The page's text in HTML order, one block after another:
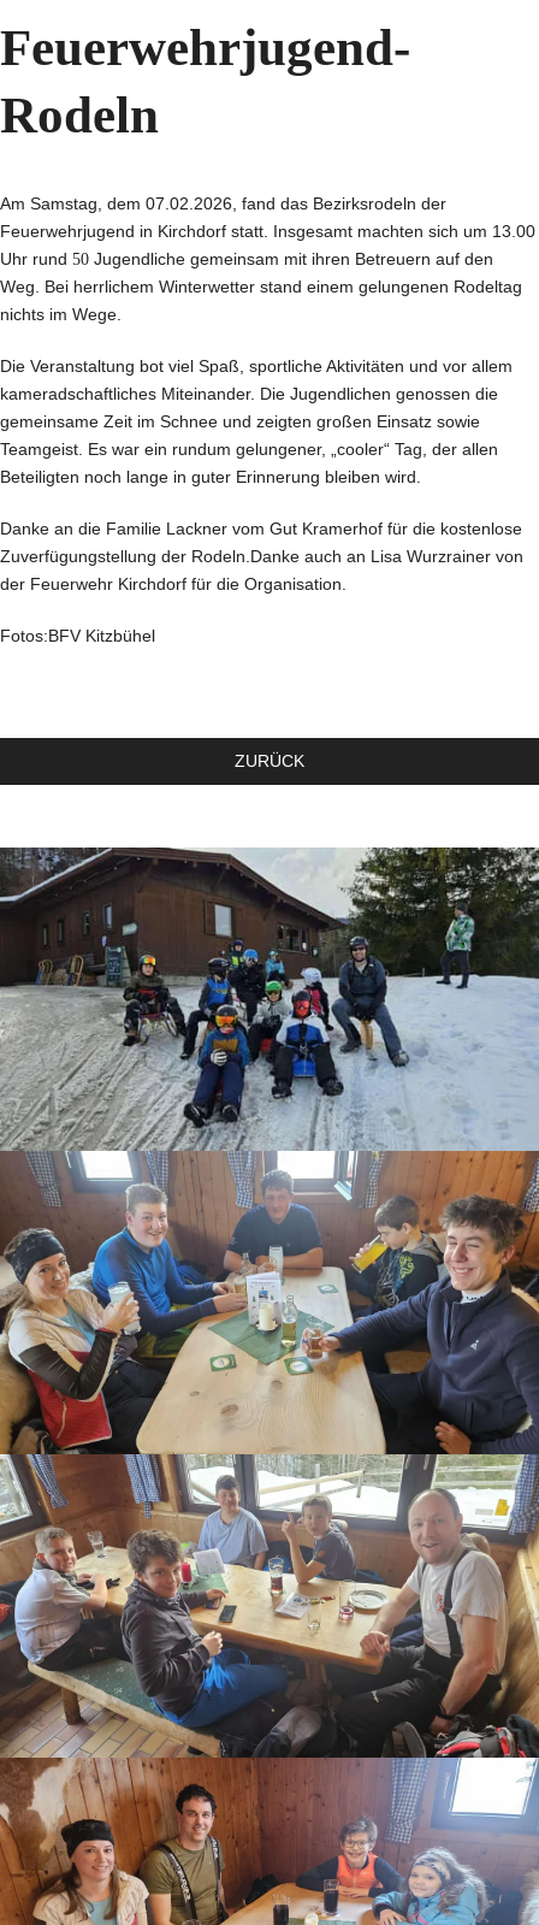
Feuerwehrjugend-
Rodeln
Am Samstag, dem 07.02.2026, fand das Bezirksrodeln der
Feuerwehrjugend in Kirchdorf statt. Insgesamt machten sich um 13.00
Uhr rund 50 Jugendliche gemeinsam mit ihren Betreuern auf den
Weg. Bei herrlichem Winterwetter stand einem gelungenen Rodeltag
nichts im Wege.
Die Veranstaltung bot viel Spaß, sportliche Aktivitäten und vor allem
kameradschaftliches Miteinander. Die Jugendlichen genossen die
gemeinsame Zeit im Schnee und zeigten großen Einsatz sowie
Teamgeist. Es war ein rundum gelungener, „cooler“ Tag, der allen
Beteiligten noch lange in guter Erinnerung bleiben wird.
Danke an die Familie Lackner vom Gut Kramerhof für die kostenlose
Zuverfügungstellung der Rodeln.Danke auch an Lisa Wurzrainer von
der Feuerwehr Kirchdorf für die Organisation.
Fotos:BFV Kitzbühel
ZURÜCK